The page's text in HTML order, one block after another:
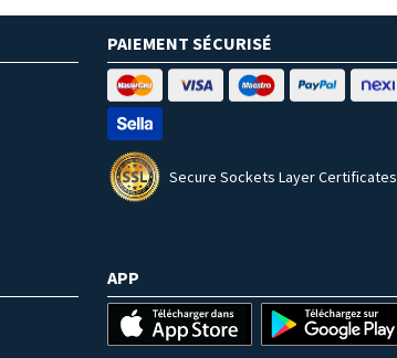
PAIEMENT SÉCURISÉ
Secure Sockets Layer Certificates
APP